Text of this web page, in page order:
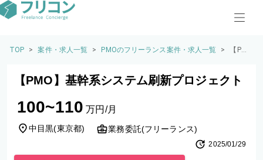
TOP > 案件・求人一覧 > PMOのフリーランス案件・求人一覧 >
【PM
ステム
【PMO】基幹系システム刷新プロジェクト
100~110 万円/月
中目黒(東京都) 業務委託(フリーランス)
2025/01/29